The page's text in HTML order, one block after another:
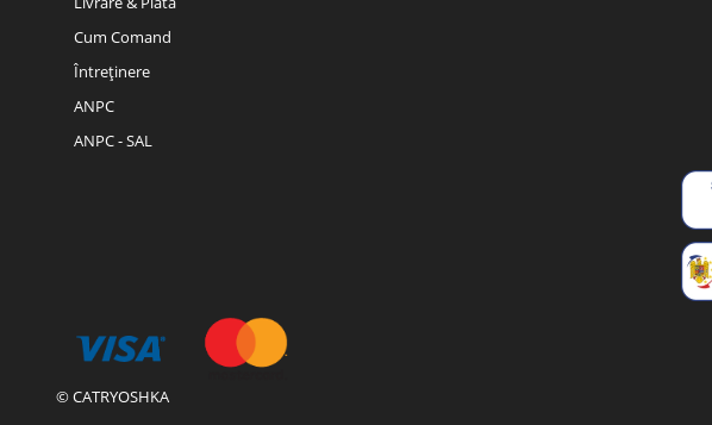
Cum Comand
Întreținere
ANPC
ANPC - SAL
© CATRYOSHKA